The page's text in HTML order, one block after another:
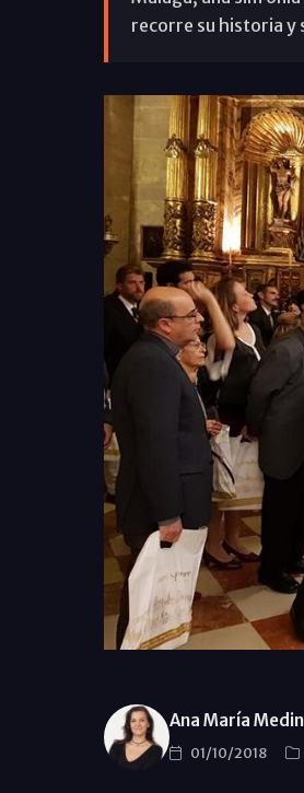
recorre su historia y
Ana María
01/10/2018